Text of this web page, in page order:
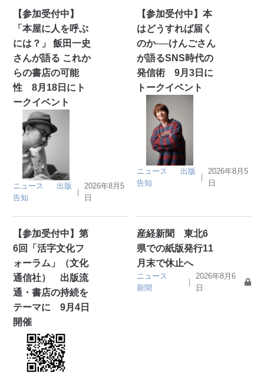
【参加受付中】
「本屋に人を呼ぶ
には？」 飯田一史
さんが語る これか
らの書店の可能
性 8月18日にト
ークイベント
ニュース
出版
告知
｜
2026年8月5
日
【参加受付中】本
はどうすれば届く
のか──けんごさん
が語るSNS時代の
発信術 9月3日に
トークイベント
ニュース
出版
告知
｜
2026年8月5
日
【参加受付中】第
6回「活字文化フ
ォーラム」（文化
通信社） 出版流
通・書店の持続を
テーマに 9月4日
開催
産経新聞 東北6
県での紙版発行11
月末で休止へ
ニュース
新聞
｜
2026年8月6
日